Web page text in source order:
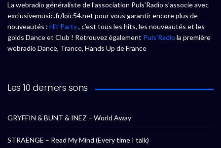
La webradio généraliste de l’association Puls’Radio s’associe avec
exclusivemusic.fr/loic54.net pour vous garantir encore plus de
nouveautés : Hit Party, c’est tous les hits, les nouveautés et les
golds Dance et Club ! Retrouvez également Puls’Radio la première
webradio Dance, Trance, Hands Up de France
Les 10 derniers sons
GRYFFIN & BUNT & INEZ – World Away
STRAENGE – Read My Mind (Every time I talk)